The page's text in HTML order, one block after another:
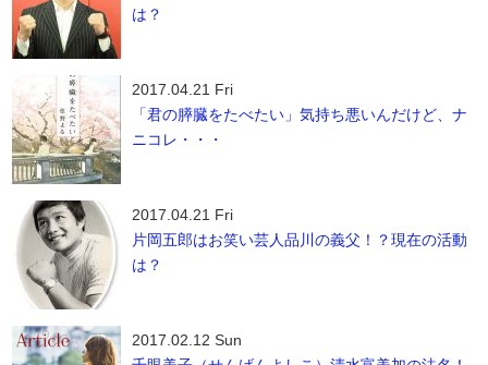
は？
2017.04.21 Fri
「君の膵臓をたべたい」気持ち悪いんだけど、ナ
ニコレ・・・
2017.04.21 Fri
片岡五郎はお笑い芸人品川の義父！？現在の活動
は？
2017.02.12 Sun